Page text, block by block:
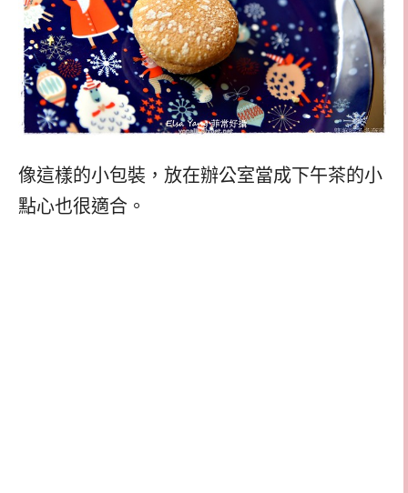
像這樣的小包裝，放在辦公室當成下午茶的小
點心也很適合。